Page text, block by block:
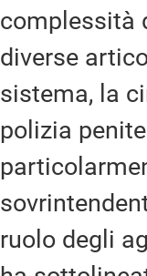
complessità
diverse
sistema, la
polizia
ruolo degli